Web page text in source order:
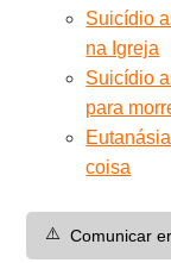
Suicídio
na Igreja
Suicídio
para
coisa
⚠️ Comunicar